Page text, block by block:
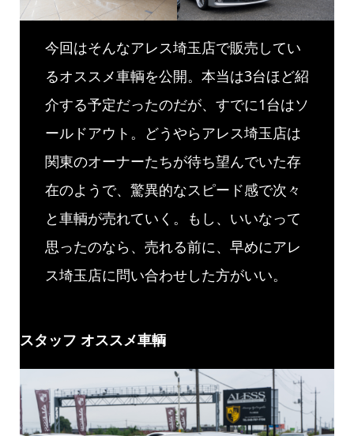
今回はそんなアレス埼玉店で販売してい
るオススメ車輌を公開。本当は3台ほど紹
介する予定だったのだが、すでに1台はソ
ールドアウト。どうやらアレス埼玉店は
関東のオーナーたちが待ち望んでいた存
在のようで、驚異的なスピード感で次々
と車輌が売れていく。もし、いいなって
思ったのなら、売れる前に、早めにアレ
ス埼玉店に問い合わせした方がいい。
スタッフ オススメ車輌